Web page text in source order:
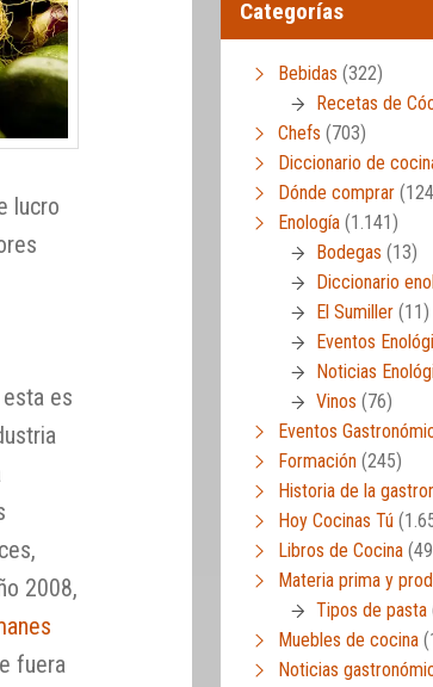
lucro
es
2008,
fuera
Categorías
Bebidas (322)
Recetas de
Chefs (703)
Diccionario de
Dónde comprar
Enología (1.141)
Bodegas (13)
Diccionario
El Sumiller (11)
Eventos
Noticias
Vinos (76)
Eventos
Formación (245)
Historia de la
Hoy Cocinas Tú
Libros de Cocina
Materia prima y
Tipos de pasta
Muebles de cocina
Noticias